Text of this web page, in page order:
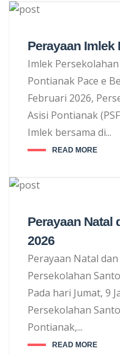
Perayaan Imlek
Imlek
Pontianak Pace e
Februari 2026,
Asisi Pontianak
Imlek bersama di...
READ MORE
Perayaan Natal
2026
Perayaan Natal
Persekolahan
Pada hari Jumat, 9
Persekolahan
Pontianak,...
READ MORE